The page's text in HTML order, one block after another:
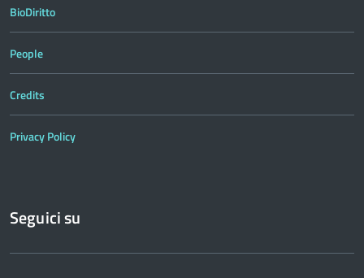
BioDiritto
People
Credits
Privacy Policy
Seguici su